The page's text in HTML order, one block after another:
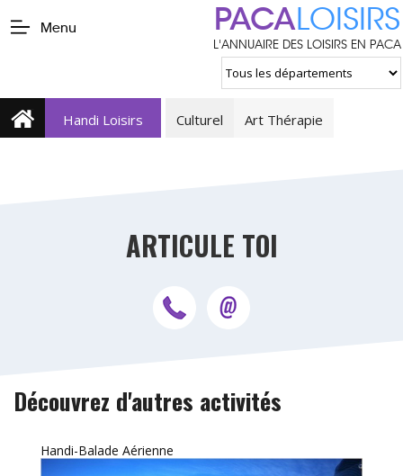
Menu PACALOISIRS
L'ANNUAIRE DES LOISIRS EN PACA
Handi Loisirs Culturel Art Thérapie
ARTICULE TOI
Découvrez d'autres activités
Handi-Balade Aérienne